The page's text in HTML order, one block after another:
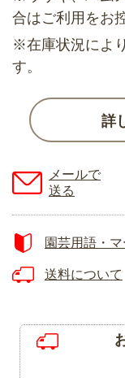
合はご利用をお
※在庫状況によ
す。
詳
メールで
送る
園芸用語・
送料について